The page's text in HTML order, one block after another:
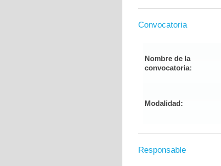
Convocatoria
Nombre de la
convocatoria:
Modalidad:
Responsable